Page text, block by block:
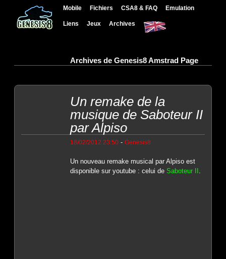
Mobile Fichiers CSA8 & FAQ Emulation
Liens Jeux Archives
Archives de Genesis8 Amstrad Page
Un remake de la
musique de Saboteur II
par Alpiso
18/02/2012 23:50- Genesis8
Un nouveau remake musical par Alpiso est
disponible sur youtube : celui de Saboteur II